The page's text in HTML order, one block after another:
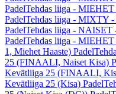
PadelTehdas liiga -
PadelTehdas liiga - MIXTY
PadelTehdas liiga - NAISET
PadelTehdas liiga -
1, Miehet Haaste)
25 (FINAALI, Naiset Kisa)
Kevätliiga 25 (FINAALI,
Kevätliiga 25 (Kisa)